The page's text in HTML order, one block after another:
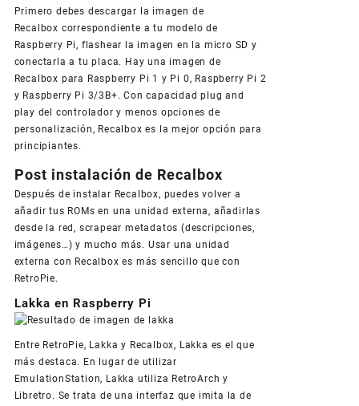
Primero debes descargar la imagen de
Recalbox correspondiente a tu modelo de
Raspberry Pi, flashear la imagen en la micro SD y
conectarla a tu placa. Hay una imagen de
Recalbox para Raspberry Pi 1 y Pi 0, Raspberry Pi 2
y Raspberry Pi 3/3B+. Con capacidad plug and
play del controlador y menos opciones de
personalización, Recalbox es la mejor opción para
principiantes.
Post instalación de Recalbox
Después de instalar Recalbox, puedes volver a
añadir tus ROMs en una unidad externa, añadirlas
desde la red, scrapear metadatos (descripciones,
imágenes…) y mucho más. Usar una unidad
externa con Recalbox es más sencillo que con
RetroPie.
Lakka en Raspberry Pi
Entre RetroPie, Lakka y Recalbox, Lakka es el que
más destaca. En lugar de utilizar
EmulationStation, Lakka utiliza RetroArch y
Libretro. Se trata de una interfaz que imita la de